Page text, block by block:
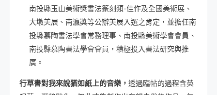
南投縣玉山美術獎書法篆刻類-佳作及全國美術展、
大墩美展、南瀛獎等公辦美展入選之肯定，並擔任南
投縣慕陶書法學會常務理事、南投縣美術學會會員、
南投縣慕陶書法學會會員，積極投入書法研究與推
廣。
行草書對我來說猶如紙上的音樂， 透過臨帖的過程含英